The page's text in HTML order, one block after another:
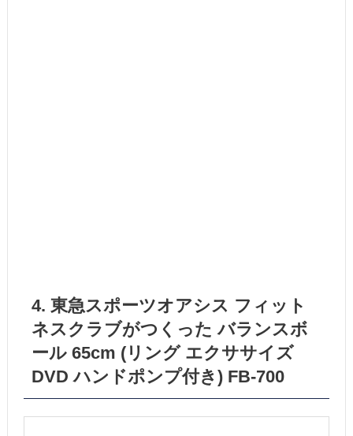
4. 東急スポーツオアシス フィット
ネスクラブがつくった バランスボ
ール 65cm (リング エクササイズ
DVD ハンドポンプ付き) FB-700